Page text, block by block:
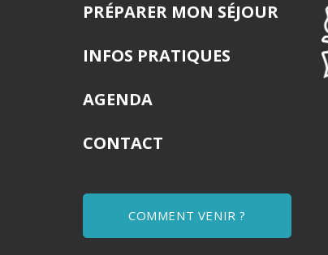
PRÉPARER MON SÉJOUR
INFOS PRATIQUES
AGENDA
CONTACT
COMMENT VENIR ?